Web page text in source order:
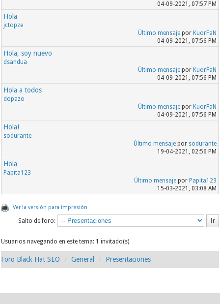
04-09-2021, 07:57 PM
Hola
jctopze
Último mensajepor KuorFaN
04-09-2021, 07:56 PM
Hola, soy nuevo
dsandua
Último mensajepor KuorFaN
04-09-2021, 07:56 PM
Hola a todos
dopazo
Último mensajepor KuorFaN
04-09-2021, 07:56 PM
Hola!
sodurante
Último mensajepor sodurante
19-04-2021, 02:56 PM
Hola
Papita123
Último mensajepor Papita123
15-03-2021, 03:08 AM
Ver la versión para impresión
Salto de foro:
Usuarios navegando en este tema: 1 invitado(s)
Foro Black Hat SEO General Presentaciones